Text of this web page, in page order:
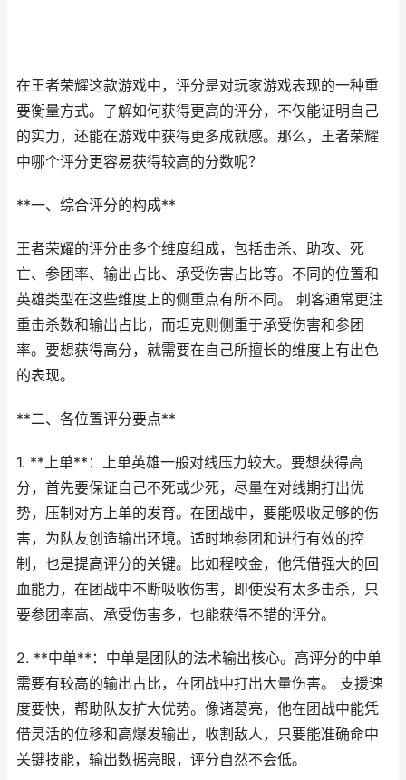
在王者荣耀这款游戏中，评分是对玩家游戏表现的一种重
要衡量方式。了解如何获得更高的评分，不仅能证明自己
的实力，还能在游戏中获得更多成就感。那么，王者荣耀
中哪个评分更容易获得较高的分数呢？
**一、综合评分的构成**
王者荣耀的评分由多个维度组成，包括击杀、助攻、死
亡、参团率、输出占比、承受伤害占比等。不同的位置和
英雄类型在这些维度上的侧重点有所不同。 刺客通常更注
重击杀数和输出占比，而坦克则侧重于承受伤害和参团
率。要想获得高分，就需要在自己所擅长的维度上有出色
的表现。
**二、各位置评分要点**
1. **上单**：上单英雄一般对线压力较大。要想获得高
分，首先要保证自己不死或少死，尽量在对线期打出优
势，压制对方上单的发育。在团战中，要能吸收足够的伤
害，为队友创造输出环境。适时地参团和进行有效的控
制，也是提高评分的关键。比如程咬金，他凭借强大的回
血能力，在团战中不断吸收伤害，即使没有太多击杀，只
要参团率高、承受伤害多，也能获得不错的评分。
2. **中单**：中单是团队的法术输出核心。高评分的中单
需要有较高的输出占比，在团战中打出大量伤害。 支援速
度要快，帮助队友扩大优势。像诸葛亮，他在团战中能凭
借灵活的位移和高爆发输出，收割敌人，只要能准确命中
关键技能，输出数据亮眼，评分自然不会低。